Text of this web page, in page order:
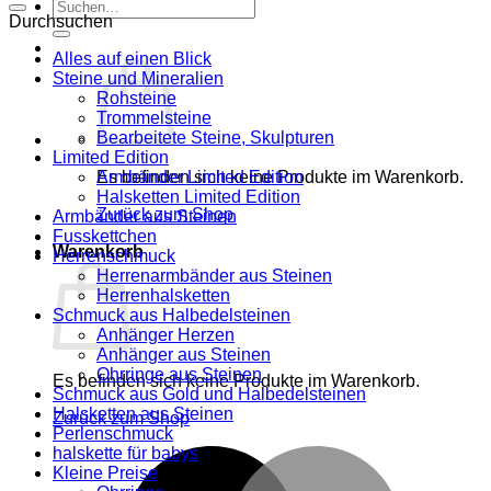
Suche
nach:
Es befinden sich keine Produkte im Warenkorb.
Zurück zum Shop
Warenkorb
Es befinden sich keine Produkte im Warenkorb.
Zurück zum Shop
Durchsuchen
Alles auf einen Blick
Steine und Mineralien
Rohsteine
Trommelsteine
Bearbeitete Steine, Skulpturen
Limited Edition
Armbänder Limited Edition
Halsketten Limited Edition
Armbänder aus Steinen
Fusskettchen
Herrenschmuck
Herrenarmbänder aus Steinen
Herrenhalsketten
Schmuck aus Halbedelsteinen
Anhänger Herzen
Anhänger aus Steinen
Ohrringe aus Steinen
Schmuck aus Gold und Halbedelsteinen
Halsketten aus Steinen
Perlenschmuck
halskette für babys
Kleine Preise